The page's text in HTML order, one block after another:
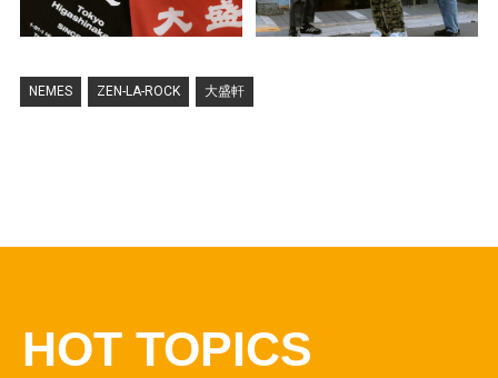
NEMES ZEN-LA-ROCK 大盛軒
HOT TOPICS